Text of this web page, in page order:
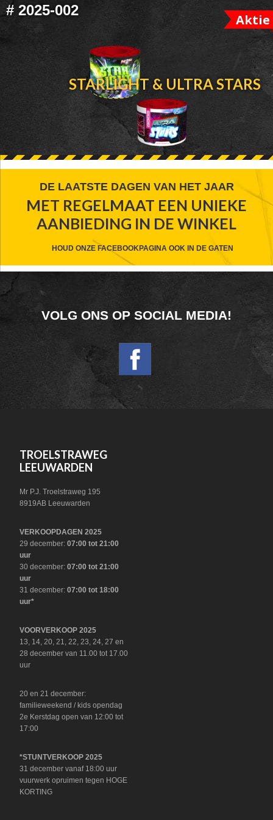
# 2025-002
Aktie
STARLIGHT & ULTRA STARS
FOOTER
WIDGET
HEADER
DE LAATSTE DAGEN VAN HET JAAR
MET REGELMAAT EEN UNIEKE
AANBIEDING IN DE WINKEL
HOUD ONZE FACEBOOKPAGINA OOK IN DE GATEN
FOOTER
WIDGET
HEADER
SOCIAL
VOLG ONS OP SOCIAL MEDIA!
TROELSTRAWEG
LEEUWARDEN
Mr P.J. Troelstraweg 195
8919AB Leeuwarden
VERKOOPDAGEN 2025
29 december:07:00 tot 21:00
uur
30 december:07:00 tot 21:00
uur
31 december:07:00 tot 18:00
uur*
VOORVERKOOP 2025
13, 14, 20, 21, 22, 23, 24, 27 en
28 december van 11.00 tot 17.00
uur
20 en 21 december:
familieweekend / kids opendag
2e Kerstdag open van 12:00 tot
17:00
*STUNTVERKOOP 2025
31 december vanaf 18:00 uur
vuurwerk opruimen tegen HOGE
KORTING